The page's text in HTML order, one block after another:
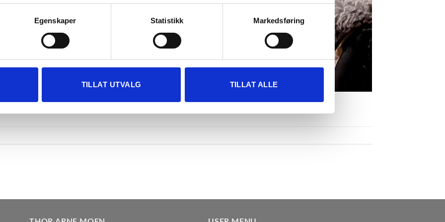
ved å aktivt skanne den for bestemte karakteristikker (fingeravtrykk)
hvordan dine personlige data behandles og hvordan du kan velge hvordan de skal brukes.
trekke tilbake ditt samtykke fra erklæringen om informasjonskapsler.
dessuten informasjon om hvordan du bruker nettstedet vårt, med partnerne våre innen
Egenskaper Statistikk Markedsføring
TILLAT UTVALG TILLAT ALLE